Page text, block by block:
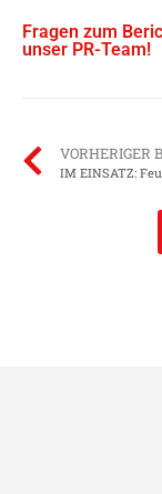
Fragen zum
unser PR-Team!
VORHERIGER